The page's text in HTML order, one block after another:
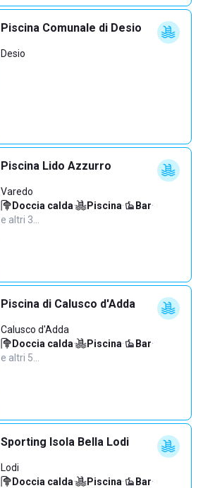
Piscina Comunale di Desio
Desio
Piscina Lido Azzurro
Varedo
Doccia calda· Piscina· Bar·
e altri 3…
Piscina di Calusco d'Adda
Calusco d'Adda
Doccia calda· Piscina· Bar·
e altri 5…
Sporting Isola Bella Lodi
Lodi
Doccia calda· Piscina· Bar·